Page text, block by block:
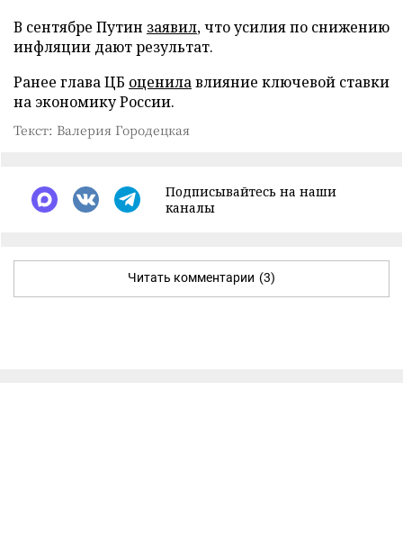
В сентябре Путин заявил, что усилия по снижению
инфляции дают результат.
Ранее глава ЦБ оценилавлияние ключевой ставки
на экономику России.
Текст: Валерия Городецкая
Подписывайтесь на наши
каналы
Читать комментарии (3)